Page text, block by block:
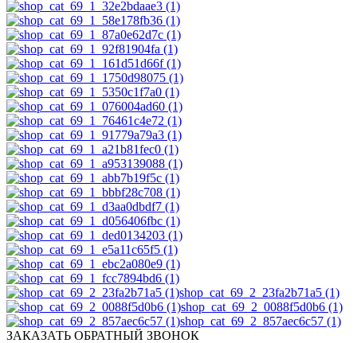
shop_cat_69_2_23fa2b71a5 (1)
shop_cat_69_2_0088f5d0b6 (1)
shop_cat_69_2_857aec6c57 (1)
ЗАКАЗАТЬ ОБРАТНЫЙ ЗВОНОК